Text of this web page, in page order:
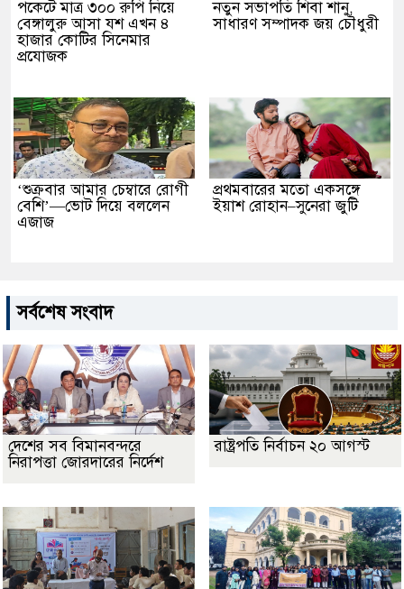
পকেটে মাত্র ৩০০ রুপি নিয়ে
বেঙ্গালুরু আসা যশ এখন ৪
হাজার কোটির সিনেমার
প্রযোজক
নতুন সভাপতি শিবা শানু,
সাধারণ সম্পাদক জয় চৌধুরী
‘শুক্রবার আমার চেম্বারে রোগী
বেশি’—ভোট দিয়ে বললেন
এজাজ
প্রথমবারের মতো একসঙ্গে
ইয়াশ রোহান–সুনেরা জুটি
সর্বশেষ সংবাদ
দেশের সব বিমানবন্দরে
নিরাপত্তা জোরদারের নির্দেশ
রাষ্ট্রপতি নির্বাচন ২০ আগস্ট